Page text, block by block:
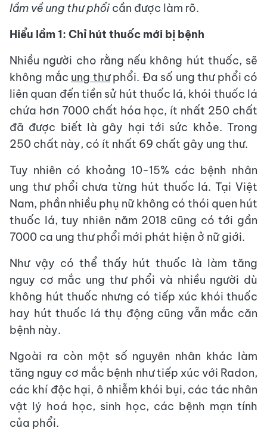
lầm về ung thư phổi cần được làm rõ.
Hiểu lầm 1: Chỉ hút thuốc mới bị bệnh
Nhiều người cho rằng nếu không hút thuốc, sẽ
không mắc ung thưphổi. Đa số ung thư phổi có
liên quan đến tiền sử hút thuốc lá, khói thuốc lá
chứa hơn 7000 chất hóa học, ít nhất 250 chất
đã được biết là gây hại tới sức khỏe. Trong
250 chất này, có ít nhất 69 chất gây ung thư.
Tuy nhiên có khoảng 10-15% các bệnh nhân
ung thư phổi chưa từng hút thuốc lá. Tại Việt
Nam, phần nhiều phụ nữ không có thói quen hút
thuốc lá, tuy nhiên năm 2018 cũng có tới gần
7000 ca ung thư phổi mới phát hiện ở nữ giới.
Như vậy có thể thấy hút thuốc là làm tăng
nguy cơ mắc ung thư phổi và nhiều người dù
không hút thuốc nhưng có tiếp xúc khói thuốc
hay hút thuốc lá thụ động cũng vẫn mắc căn
bệnh này.
Ngoài ra còn một số nguyên nhân khác làm
tăng nguy cơ mắc bệnh như tiếp xúc với Radon,
các khí độc hại, ô nhiễm khói bụi, các tác nhân
vật lý hoá học, sinh học, các bệnh mạn tính
của phổi.